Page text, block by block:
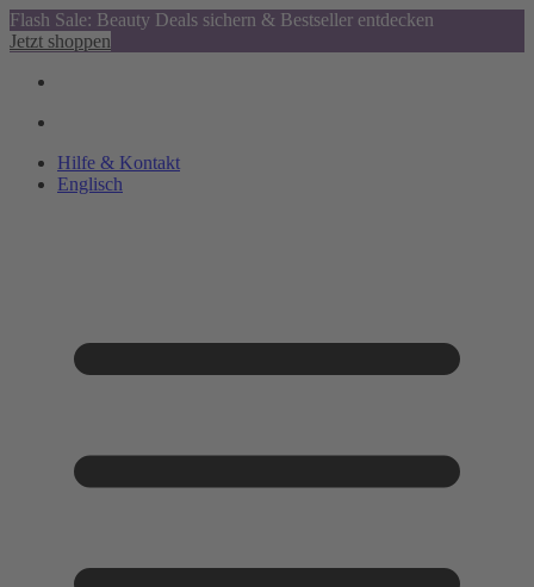
Flash Sale: Beauty Deals sichern & Bestseller entdecken
Jetzt shoppen
Hilfe & Kontakt
Englisch